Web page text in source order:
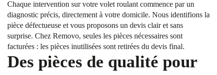
Chaque intervention sur votre volet roulant commence par un
diagnostic précis, directement à votre domicile. Nous identifions la
pièce défectueuse et vous proposons un devis clair et sans
surprise. Chez Removo, seules les pièces nécessaires sont
facturées : les pièces inutilisées sont retirées du devis final.
Des pièces de qualité pour